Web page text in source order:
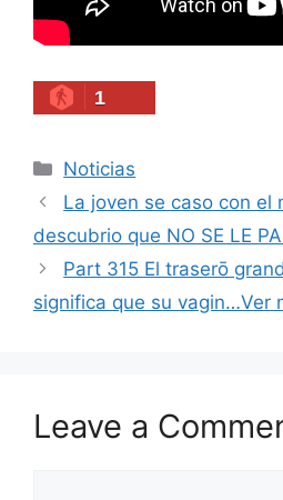
1
Categories
Noticias
La joven se caso con el
descubrio que NO SE LE
Part 315 El traserō
significa que su vagin…Ver
Leave a